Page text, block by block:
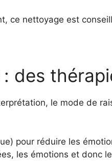
ce nettoyage est
des
le mode de
pour réduire les
les émotions et donc